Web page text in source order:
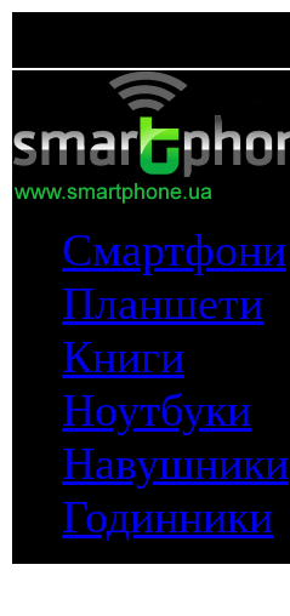
Смартфони
Планшети
Книги
Ноутбуки
Навушники
Годинники